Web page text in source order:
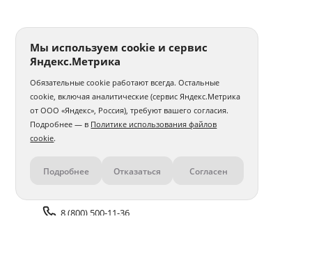
Контакты
8 (800) 500-11-36
Мы используем cookie и сервис
Яндекс.Метрика
Обязательные cookie работают всегда. Остальные
cookie, включая аналитические (сервис Яндекс.Метрика
от ООО «Яндекс», Россия), требуют вашего согласия.
Подробнее — в Политике использования файлов
cookie.
Подробнее Отказаться Согласен